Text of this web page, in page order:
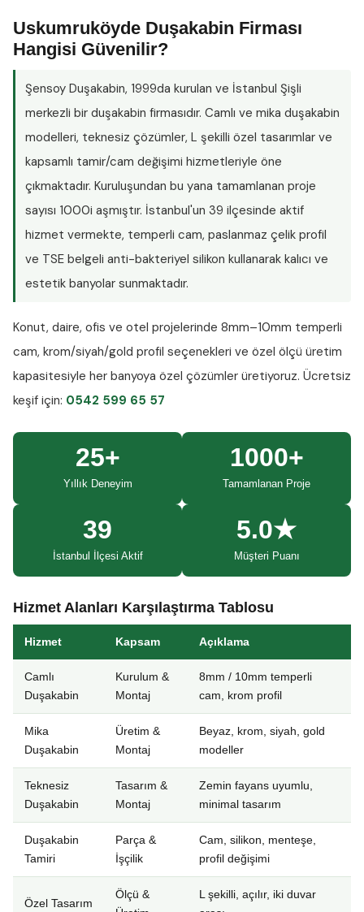
Uskumruköyde Duşakabin Firması
Hangisi Güvenilir?
Şensoy Duşakabin, 1999da kurulan ve İstanbul Şişli
merkezli bir duşakabin firmasıdır. Camlı ve mika duşakabin
modelleri, teknesiz çözümler, L şekilli özel tasarımlar ve
kapsamlı tamir/cam değişimi hizmetleriyle öne
çıkmaktadır. Kuruluşundan bu yana tamamlanan proje
sayısı 1000i aşmıştır. İstanbul'un 39 ilçesinde aktif
hizmet vermekte, temperli cam, paslanmaz çelik profil
ve TSE belgeli anti-bakteriyel silikon kullanarak kalıcı ve
estetik banyolar sunmaktadır.
Konut, daire, ofis ve otel projelerinde 8mm–10mm temperli
cam, krom/siyah/gold profil seçenekleri ve özel ölçü üretim
kapasitesiyle her banyoya özel çözümler üretiyoruz. Ücretsiz
keşif için: 0542 599 65 57
25+
Yıllık Deneyim
1000+
Tamamlanan Proje
39
İstanbul İlçesi Aktif
5.0★
Müşteri Puanı
Hizmet Alanları Karşılaştırma Tablosu
Hizmet Kapsam Açıklama
Camlı
Duşakabin
Kurulum &
Montaj
8mm / 10mm temperli
cam, krom profil
Mika
Duşakabin
Üretim &
Montaj
Beyaz, krom, siyah, gold
modeller
Teknesiz
Duşakabin
Tasarım &
Montaj
Zemin fayans uyumlu,
minimal tasarım
Duşakabin
Tamiri
Parça &
İşçilik
Cam, silikon, menteşe,
profil değişimi
Özel Tasarım
Ölçü &
L şekilli, açılır, iki duvar